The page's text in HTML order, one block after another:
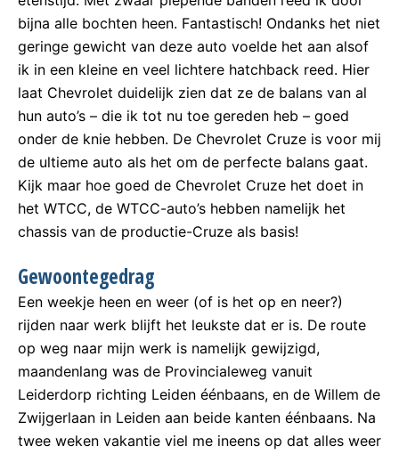
bijna alle bochten heen. Fantastisch! Ondanks het niet
geringe gewicht van deze auto voelde het aan alsof
ik in een kleine en veel lichtere hatchback reed. Hier
laat Chevrolet duidelijk zien dat ze de balans van al
hun auto’s – die ik tot nu toe gereden heb – goed
onder de knie hebben. De Chevrolet Cruze is voor mij
de ultieme auto als het om de perfecte balans gaat.
Kijk maar hoe goed de Chevrolet Cruze het doet in
het WTCC, de WTCC-auto’s hebben namelijk het
chassis van de productie-Cruze als basis!
Gewoontegedrag
Een weekje heen en weer (of is het op en neer?)
rijden naar werk blijft het leukste dat er is. De route
op weg naar mijn werk is namelijk gewijzigd,
maandenlang was de Provincialeweg vanuit
Leiderdorp richting Leiden éénbaans, en de Willem de
Zwijgerlaan in Leiden aan beide kanten éénbaans. Na
twee weken vakantie viel me ineens op dat alles weer